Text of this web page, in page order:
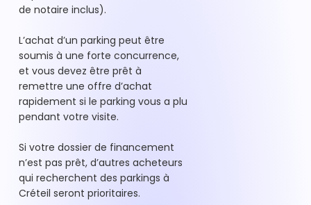
de notaire inclus).
L’achat d’un parking peut être
soumis à une forte concurrence,
et vous devez être prêt à
remettre une offre d’achat
rapidement si le parking vous a plu
pendant votre visite.
Si votre dossier de financement
n’est pas prêt, d’autres acheteurs
qui recherchent des parkings à
Créteil seront prioritaires.